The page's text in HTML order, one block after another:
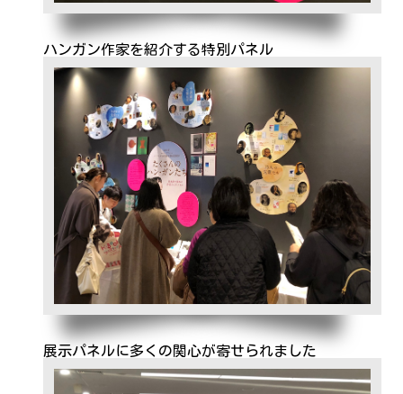
ハンガン作家を紹介する特別パネル
展示パネルに多くの関心が寄せられました